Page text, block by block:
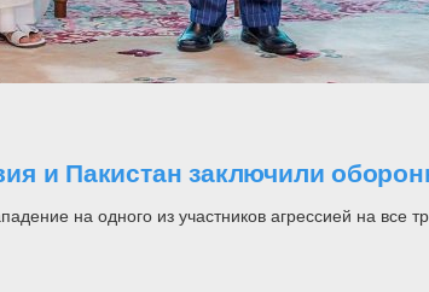
и Пакистан заключили
на одного из участников агрессией на все